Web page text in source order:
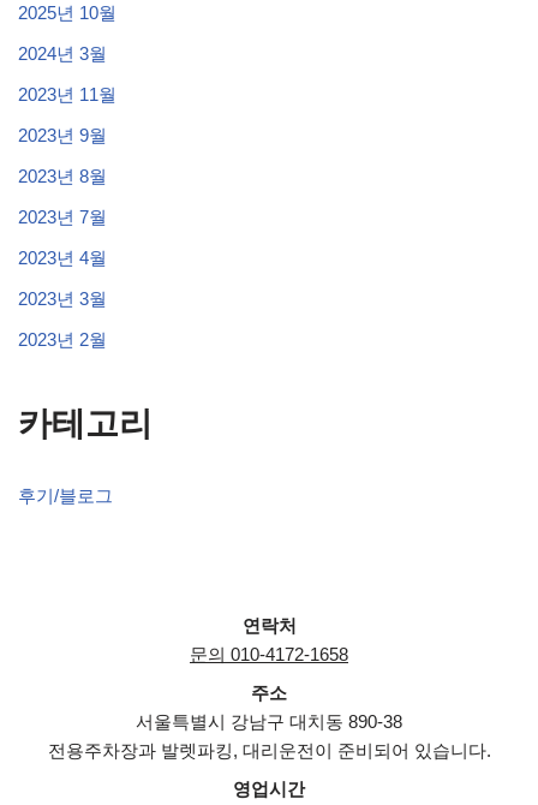
2025년 10월
2024년 3월
2023년 11월
2023년 9월
2023년 8월
2023년 7월
2023년 4월
2023년 3월
2023년 2월
카테고리
후기/블로그
연락처
문의 010-4172-1658
주소
서울특별시 강남구 대치동 890-38
전용주차장과 발렛파킹, 대리운전이 준비되어 있습니다.
영업시간